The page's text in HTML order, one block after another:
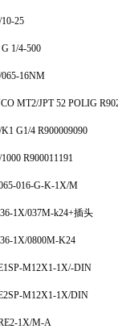
25
1/4-500
16NM
MT2/JPT 52 POLIG
G1/4 R900009090
R900011191
016-G-K-1X/M
1X/037M-k24+插头
1X/0800M-K24
M12X1-1X/-DIN
M12X1-1X/DIN
1X/M-A